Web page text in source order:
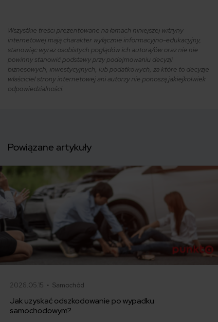
Wszystkie treści prezentowane na łamach niniejszej witryny
internetowej mają charakter wyłącznie informacyjno-edukacyjny,
stanowiąc wyraz osobistych poglądów ich autora/ów oraz nie nie
powinny stanowić podstawy przy podejmowaniu decyzji
biznesowych, inwestycyjnych, lub podatkowych, za które to decyzje
właściciel strony internetowej ani autorzy nie ponoszą jakiejkolwiek
odpowiedzialności.
Powiązane artykuły
2026.05.15 • Samochód
Jak uzyskać odszkodowanie po wypadku
samochodowym?